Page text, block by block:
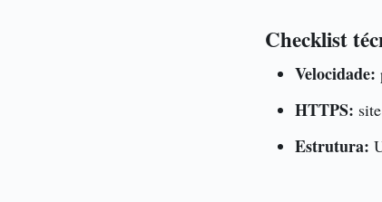
Checklist
Velocidade:
HTTPS:
Estrutura: